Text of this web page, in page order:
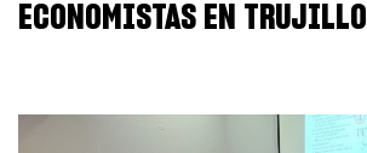
ECONOMISTAS EN TRUJILLO